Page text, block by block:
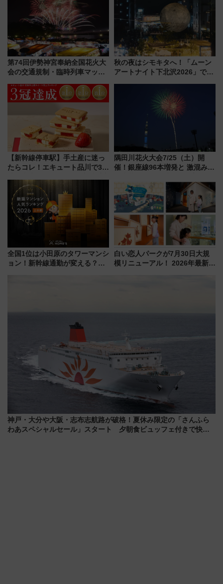
ープラン
第74回伊勢神宮奉納全国花火大
会の交通規制・臨時列車マッ
セス
秋の夜はシモキタへ！「ムーン
アートナイト下北沢2026」でイ
【新幹線停車駅】手土産に迷っ
たらコレ！エキュート品川で3年
産スイーツとは？
隅田川花火大会7/25（土）開
催！銀座線96本増発と 激混みの
アクセス攻略法、2万発の花火が
都心の夜に！
全国1位は小田原のタワーマンシ
ョン！新幹線通勤が変える？
白い恋人パークが7月30日大規
模リニューアル！ 2026年最新の
神戸・大分や大阪・志布志航路が破格！夏休み限定の「さんふら
わあスペシャルセール」スタート 夕朝食ビュッフェ付きで快適